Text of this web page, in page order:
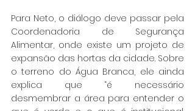
Para Neto, o diálogo deve passar pela
Coordenadoria de Segurança
Alimentar, onde existe um projeto de
expansão das hortas da cidade. Sobre
o terreno do Água Branca, ele ainda
explica que “é necessário
desmembrar a área para entender o